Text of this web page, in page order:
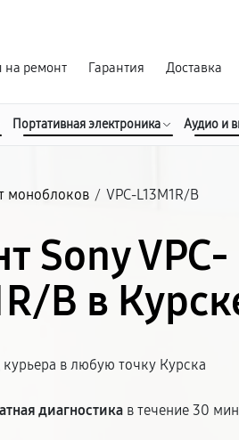
на ремонт Гарантия Доставка
Портативная электроника Аудио и
моноблоков / VPC-L13M1R/B
Sony VPC-
B в
в любую точку Курска
диагностика в течение 30